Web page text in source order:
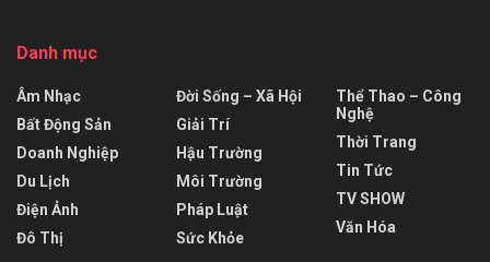
Danh mục
Âm Nhạc
Bất Động Sản
Doanh Nghiệp
Du Lịch
Điện Ảnh
Đô Thị
Đời Sống – Xã Hội
Giải Trí
Hậu Trường
Môi Trường
Pháp Luật
Sức Khỏe
Thể Thao – Công
Nghệ
Thời Trang
Tin Tức
TV SHOW
Văn Hóa